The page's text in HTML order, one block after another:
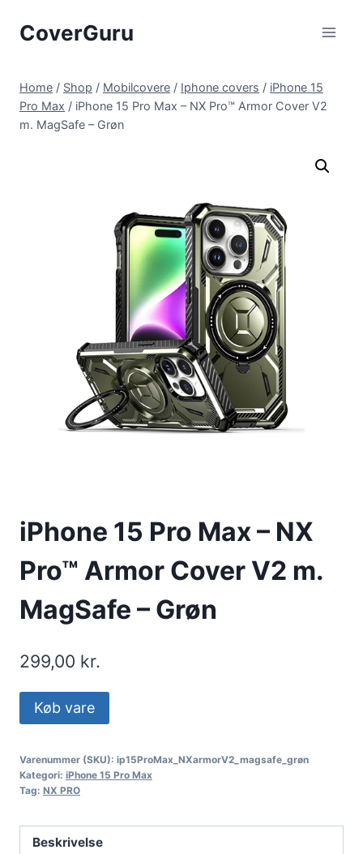
CoverGuru
Home / Shop / Mobilcovere / Iphone covers / iPhone 15
Pro Max / iPhone 15 Pro Max – NX Pro™ Armor Cover V2
m. MagSafe – Grøn
iPhone 15 Pro Max – NX
Pro™ Armor Cover V2 m.
MagSafe – Grøn
299,00 kr.
Køb vare
Varenummer (SKU): ip15ProMax_NXarmorV2_magsafe_grøn
Kategori: iPhone 15 Pro Max
Tag: NX PRO
Beskrivelse